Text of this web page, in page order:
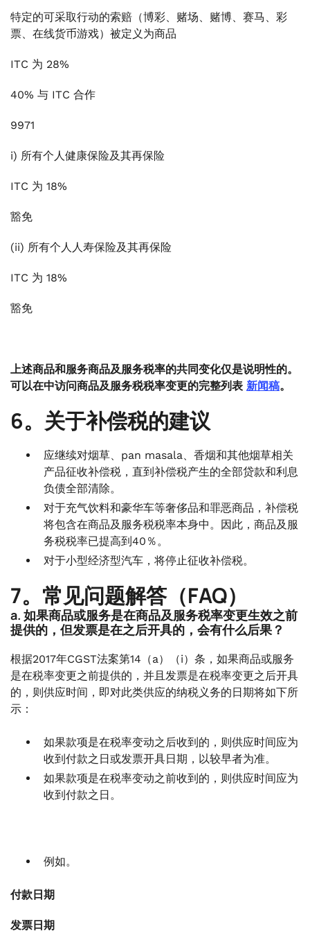
特定的可采取行动的索赔（博彩、赌场、赌博、赛马、彩
票、在线货币游戏）被定义为商品
ITC 为 28%
40% 与 ITC 合作
9971
i) 所有个人健康保险及其再保险
ITC 为 18%
豁免
(ii) 所有个人人寿保险及其再保险
ITC 为 18%
豁免
上述商品和服务商品及服务税率的共同变化仅是说明性的。
可以在中访问商品及服务税税率变更的完整列表 新闻稿。
6。关于补偿税的建议
应继续对烟草、pan masala、香烟和其他烟草相关
产品征收补偿税，直到补偿税产生的全部贷款和利息
负债全部清除。
对于充气饮料和豪华车等奢侈品和罪恶商品，补偿税
将包含在商品及服务税税率本身中。因此，商品及服
务税税率已提高到40％。
对于小型经济型汽车，将停止征收补偿税。
7。常见问题解答（FAQ）
a. 如果商品或服务是在商品及服务税率变更生效之前
提供的，但发票是在之后开具的，会有什么后果？
根据2017年CGST法案第14（a）（i）条，如果商品或服务
是在税率变更之前提供的，并且发票是在税率变更之后开具
的，则供应时间，即对此类供应的纳税义务的日期将如下所
示：
如果款项是在税率变动之后收到的，则供应时间应为
收到付款之日或发票开具日期，以较早者为准。
如果款项是在税率变动之前收到的，则供应时间应为
收到付款之日。
例如。
付款日期
发票日期